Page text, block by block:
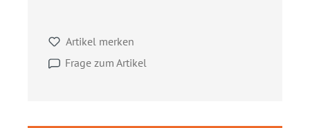
Artikel merken
Frage zum Artikel